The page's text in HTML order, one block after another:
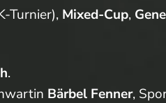
Turnier), Mixed-Cup,
.
Bärbel Fenner,